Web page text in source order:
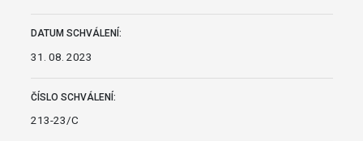
DATUM SCHVÁLENÍ:
31. 08. 2023
ČÍSLO SCHVÁLENÍ:
213-23/C